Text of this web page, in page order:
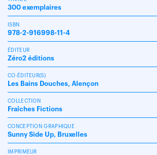
300 exemplaires
ISBN
978-2-916998-11-4
ÉDITEUR
Zéro2 éditions
CO-ÉDITEUR(S)
Les Bains Douches, Alençon
COLLECTION
Fraîches Fictions
CONCEPTION GRAPHIQUE
Sunny Side Up, Bruxelles
IMPRIMEUR